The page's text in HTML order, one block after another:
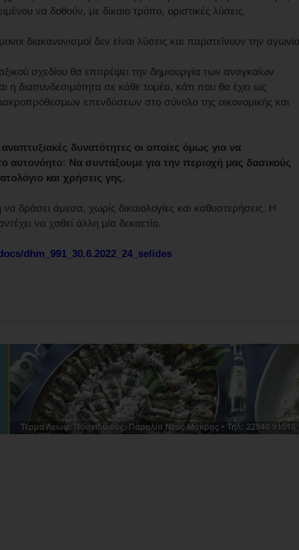
να δοθούν, με δίκαιο τρόπο, οριστικές λύσεις.
διακανονισμοί δεν είναι λύσεις και παρατείνουν την
σχεδίου θα επιτρέψει την δημιουργία των αναγκαίων
η διασυνδεσιμότητα σε κάθε τομέα, κάτι που θα έχει ως
επενδύσεων στο σύνολο της οικονομικής και
αναπτυξιακές δυνατότητες οι οποίες όμως για να
αυτονόητο: Να συντάξουμε για την περιοχή μας δασικούς
και χρήσεις γης.
δράσει άμεσα, χωρίς δικαιολογίες και καθυστερήσεις. Η
να χαθεί άλλη μία δεκαετία.
dhm_991_30.6.2022_24_selides